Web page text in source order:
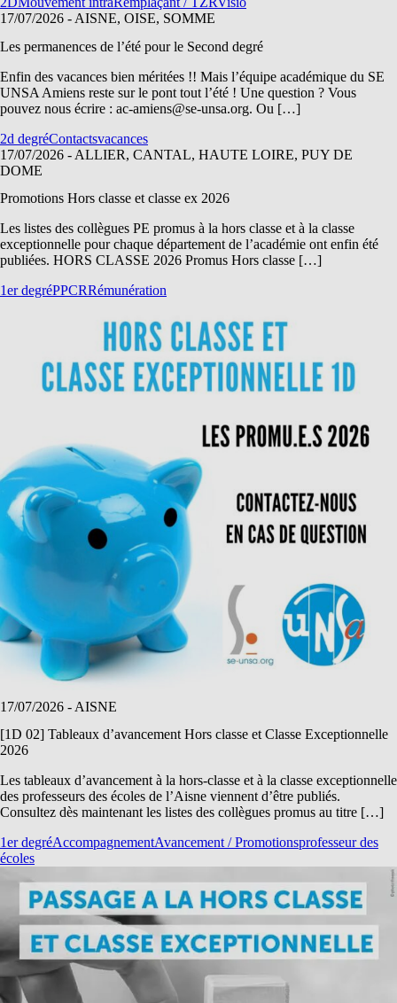
17/07/2026 - AISNE, OISE, SOMME
Les permanences de l’été pour le Second degré
Enfin des vacances bien méritées !! Mais l’équipe académique du SE
UNSA Amiens reste sur le pont tout l’été ! Une question ? Vous
pouvez nous écrire : ac-amiens@se-unsa.org. Ou […]
2d degréContactsvacances
17/07/2026 - ALLIER, CANTAL, HAUTE LOIRE, PUY DE
DOME
Promotions Hors classe et classe ex 2026
Les listes des collègues PE promus à la hors classe et à la classe
exceptionnelle pour chaque département de l’académie ont enfin été
publiées. HORS CLASSE 2026 Promus Hors classe […]
1er degréPPCRRémunération
17/07/2026 - AISNE
[1D 02] Tableaux d’avancement Hors classe et Classe Exceptionnelle
2026
Les tableaux d’avancement à la hors-classe et à la classe exceptionnelle
des professeurs des écoles de l’Aisne viennent d’être publiés.
Consultez dès maintenant les listes des collègues promus au titre […]
1er degréAccompagnementAvancement / Promotionsprofesseur des
écoles